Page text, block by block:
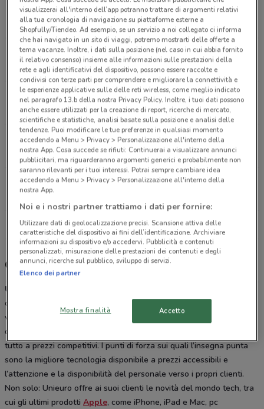
Torrevecchia) Roma
5.2 km
CHIUSO
Piazza dei Cinquecento Roma
5.2 km
Via Tigrè, 108/110 Roma
5.4 km
CHIUSO
Viale Trastevere, 215-227 Roma
6.2 km
CHIUSO
Viale Guglielmo Marconi, 133-133/A Roma
7.4 km
Tutti i negozi Unieuro
Gli sconti del nuovo volantino Unieuro
Unieuro
consumo e di elettrodomestici in tutta Italia. Con oltre 500 punti
vendita offre ai suoi clienti tutte le novità tecnologiche, dai
dispositivi mobili al vastissimo assortimento di articoli per la casa, il
tutto a prezzi competitivi. I punti di forza sui quali l’insegna punta
sono la migliore tecnologia disponibile a prezzi accessibili e
l’attenzione e la disponibilità del personale verso i propri clienti.
Non solo: Unieuro offre ai suoi clienti le novità del mondo tech, tra
cui gli ultimi prodotti Apple, come iPhone, iPad e Mac, pc
visualizzerai all'interno dell’app potranno trattare di argomenti relativi
alla tua cronologia di navigazione su piattaforme esterne a
Shopfully/Tiendeo. Ad esempio, se un servizio a noi collegato ci informa
che hai navigato in un sito di viaggi, potremo mostrarti delle offerte a
tema vacanze. Inoltre, i dati sulla posizione (nel caso in cui abbia fornito
il relativo consenso) insieme alle informazioni sulle prestazioni della
rete e agli identificativi del dispositivo, possono essere raccolte e
condivisi con terze parti per comprendere e migliorare la connettività e
le esperienze applicative sulle delle reti wireless, come meglio indicato
nel paragrafo 13.b della nostra Privacy Policy. Inoltre, i tuoi dati possono
anche essere utilizzati per la creazione di report, ricerche di mercato,
scientifiche e statistiche, analisi basate sulla posizione e analisi delle
tendenze. Puoi modificare le tue preferenze in qualsiasi momento
accedendo a Menu > Privacy > Personalizzazione all'interno della
nostra App. Cosa succede se rifiuti: Continuerai a visualizzare annunci
pubblicitari, ma riguarderanno argomenti generici e probabilmente non
saranno rilevanti per i tuoi interessi. Potrai sempre cambiare idea
accedendo a Menu > Privacy > Personalizzazione all'interno della
nostra App.
Noi e i nostri partner trattiamo i dati per fornire:
Utilizzare dati di geolocalizzazione precisi. Scansione attiva delle
caratteristiche del dispositivo ai fini dell’identificazione. Archiviare
informazioni su dispositivo e/o accedervi. Pubblicità e contenuti
personalizzati, misurazione delle prestazioni dei contenuti e degli
annunci, ricerche sul pubblico, sviluppo di servizi.
Elenco dei partner
Mostra finalità Accetto